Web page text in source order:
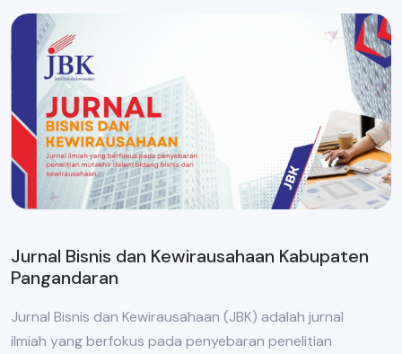
Jurnal Bisnis dan Kewirausahaan Kabupaten
Pangandaran
Jurnal Bisnis dan Kewirausahaan (JBK) adalah jurnal
ilmiah yang berfokus pada penyebaran penelitian